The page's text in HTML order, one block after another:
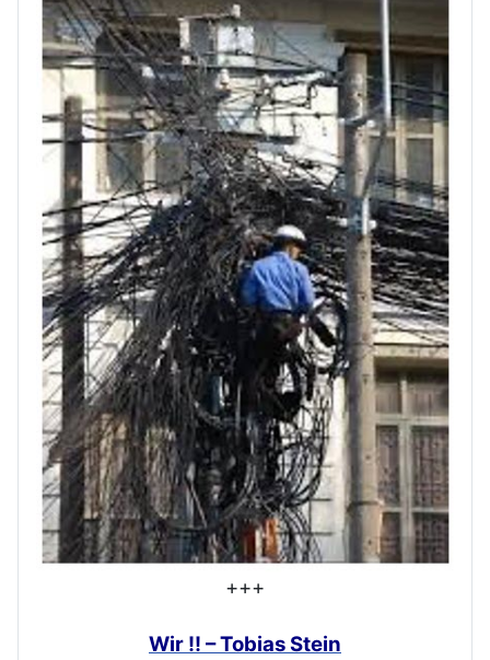
+++
Wir !! – Tobias Stein